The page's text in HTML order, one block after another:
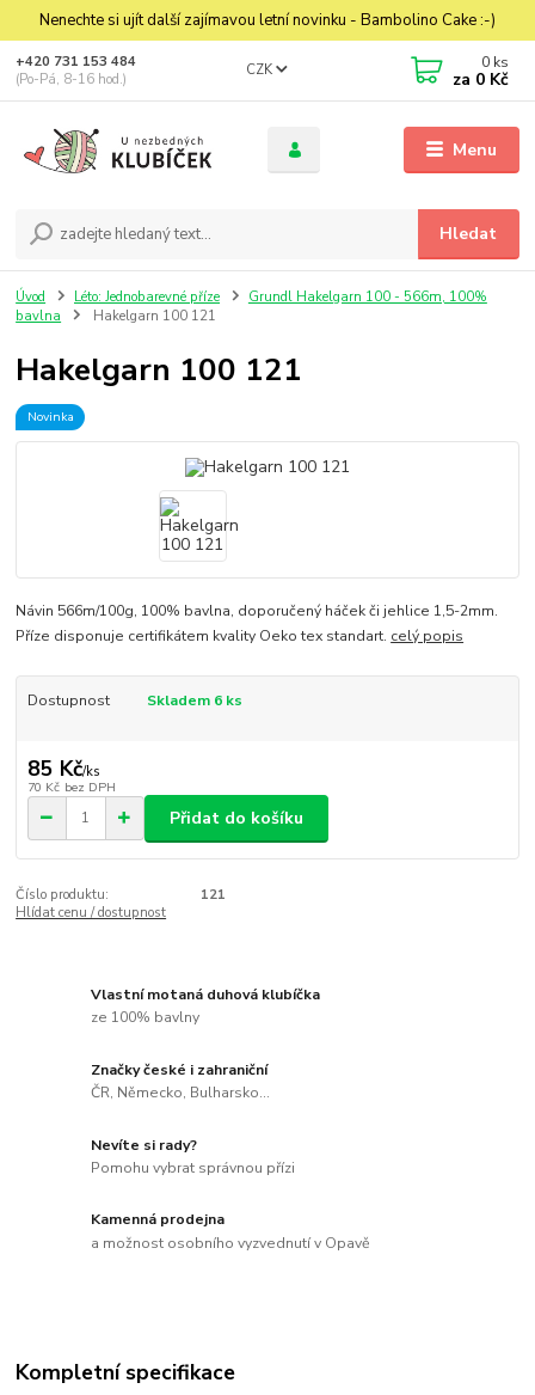
Nenechte si ujít další zajímavou letní novinku - Bambolino Cake :-)
Menu
CZK
Hledat
+420 731 153 484
(Po-Pá, 8-16 hod.)
0 ks
za 0 Kč
Úvod Léto: Jednobarevné příze
Grundl Hakelgarn 100 - 566m, 100%
bavlna
Hakelgarn 100 121
Hakelgarn 100 121
Novinka
Návin 566m/100g, 100% bavlna, doporučený háček či jehlice 1,5-2mm.
Příze disponuje certifikátem kvality Oeko tex standart. celý popis
Dostupnost Skladem 6 ks
85 Kč/ks
70 Kč bez DPH
Přidat do košíku
Číslo produktu:
121
Hlídat cenu / dostupnost
Vlastní motaná duhová klubíčka
ze 100% bavlny
Značky české i zahraniční
ČR, Německo, Bulharsko...
Nevíte si rady?
Pomohu vybrat správnou přízi
Kamenná prodejna
a možnost osobního vyzvednutí v Opavě
Kompletní specifikace